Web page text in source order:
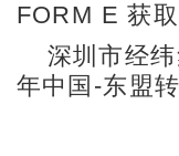
FORM E 获
深圳市经
年中国-东盟